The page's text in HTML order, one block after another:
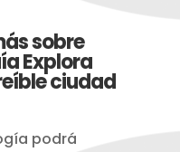
sobre
Explora
ciudad
podrá